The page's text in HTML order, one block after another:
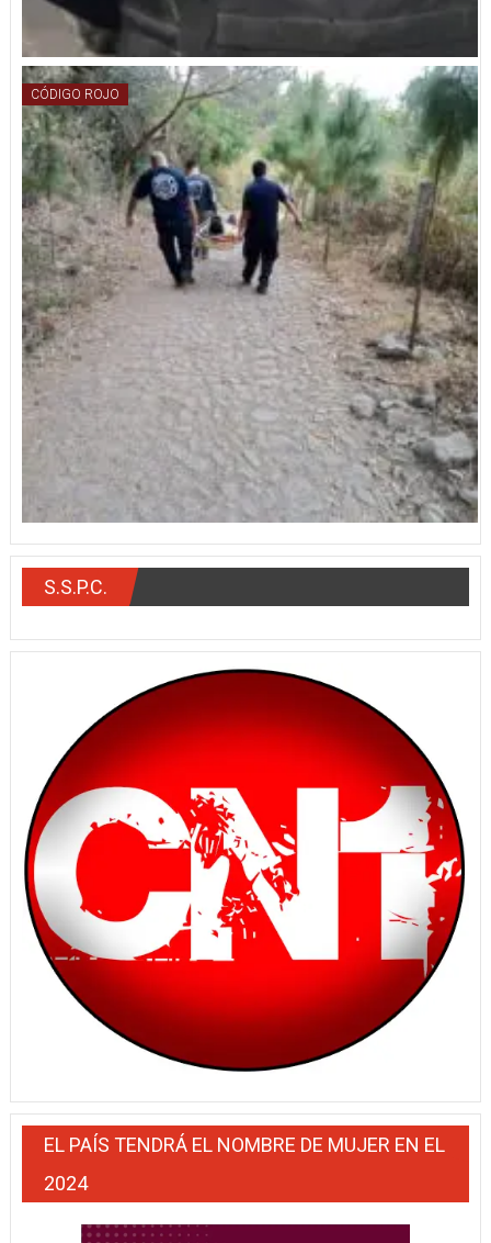
CÓDIGO ROJO
S.S.P.C.
EL PAÍS TENDRÁ EL NOMBRE DE MUJER EN EL
2024